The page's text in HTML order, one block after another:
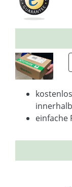
einfache